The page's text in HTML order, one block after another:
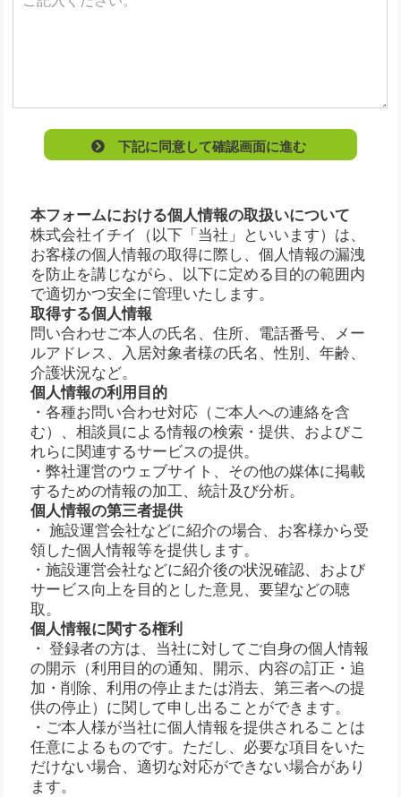
下記に同意して確認画面に進む
本フォームにおける個人情報の取扱いについて
株式会社イチイ（以下「当社」といいます）は、
お客様の個人情報の取得に際し、個人情報の漏洩
を防止を講じながら、以下に定める目的の範囲内
で適切かつ安全に管理いたします。
取得する個人情報
問い合わせご本人の氏名、住所、電話番号、メー
ルアドレス、入居対象者様の氏名、性別、年齢、
介護状況など。
個人情報の利用目的
・各種お問い合わせ対応（ご本人への連絡を含
む）、相談員による情報の検索・提供、およびこ
れらに関連するサービスの提供。
・弊社運営のウェブサイト、その他の媒体に掲載
するための情報の加工、統計及び分析。
個人情報の第三者提供
・ 施設運営会社などに紹介の場合、お客様から受
領した個人情報等を提供します。
・施設運営会社などに紹介後の状況確認、および
サービス向上を目的とした意見、要望などの聴
取。
個人情報に関する権利
・ 登録者の方は、当社に対してご自身の個人情報
の開示（利用目的の通知、開示、内容の訂正・追
加・削除、利用の停止または消去、第三者への提
供の停止）に関して申し出ることができます。
・ご本人様が当社に個人情報を提供されることは
任意によるものです。ただし、必要な項目をいた
だけない場合、適切な対応ができない場合があり
ます。